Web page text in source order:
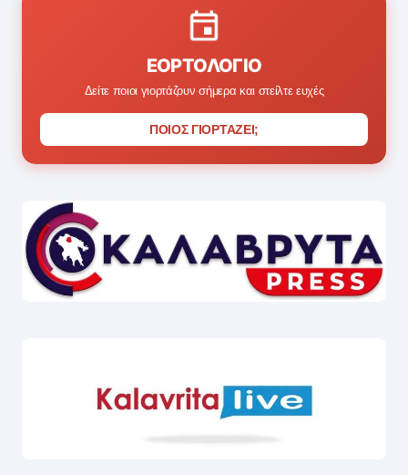
ΕΟΡΤΟΛΌΓΙΟ
Δείτε ποιοι γιορτάζουν σήμερα και στείλτε ευχές
ΠΟΙΟΣ ΓΙΟΡΤΑΖΕΙ;